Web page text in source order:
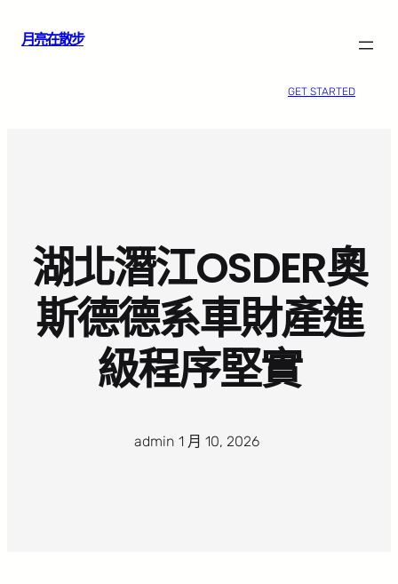
月亮在散步
GET STARTED
湖北潛江OSDER奧
斯德德系車財產進
級程序堅實
admin 1 月 10, 2026